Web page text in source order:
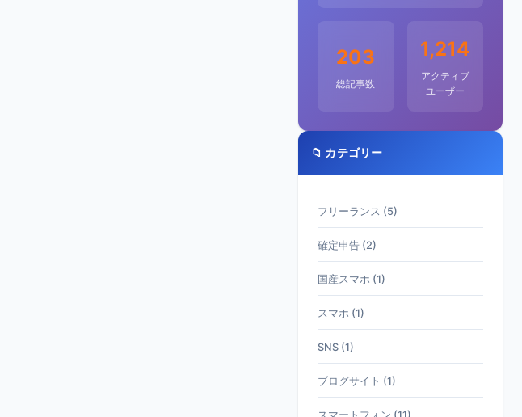
203
総記事数
1,214
アクティブ
ユーザー
📁 カテゴリー
フリーランス (5)
確定申告 (2)
国産スマホ (1)
スマホ (1)
SNS (1)
ブログサイト (1)